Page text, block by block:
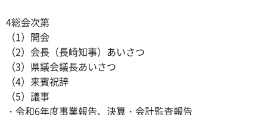
4総会次第
（1）開会
（2）会長（長崎知事）あいさつ
（3）県議会議長あいさつ
（4）来賓祝辞
（5）議事
・令和6年度事業報告、決算・会計監査報告